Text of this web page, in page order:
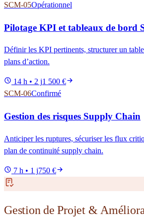
SCM-05Opérationnel
Pilotage KPI et tableaux de bord
Définir les KPI pertinents, structurer un
plans d’action.
14 h • 2 j1 500 €
SCM-06Confirmé
Gestion des risques Supply Chain
Anticiper les ruptures, sécuriser les flux
plan de continuité supply chain.
7 h • 1 j750 €
Gestion de Projet &